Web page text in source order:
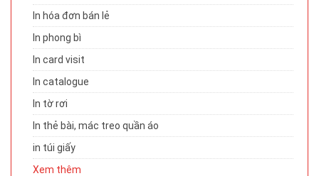
In hóa đơn bán lẻ
In phong bì
In card visit
In catalogue
In tờ rơi
In thẻ bài, mác treo quần áo
in túi giấy
Xem thêm